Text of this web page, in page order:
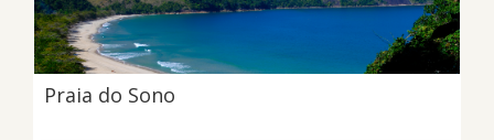
Praia do Sono